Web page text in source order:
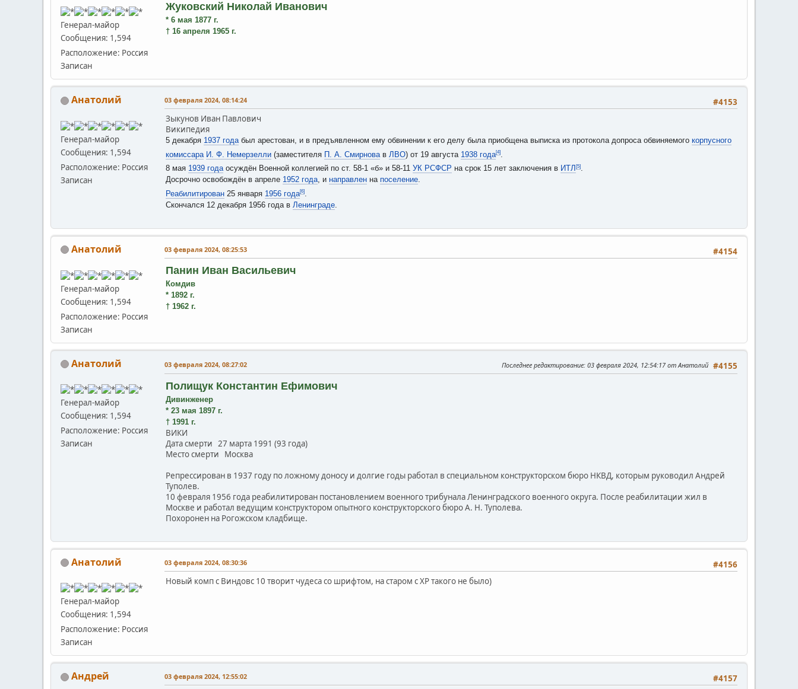
Генерал-майор
Сообщения: 1,594
Расположение: Россия
Записан
Жуковский Николай Иванович
* 6 мая 1877 г.
† 16 апреля 1965 г.
Анатолий
Генерал-майор
Сообщения: 1,594
Расположение: Россия
Записан
#4153
03 февраля 2024, 08:14:24
Зыкунов Иван Павлович
Википедия
5 декабря 1937 годабыл арестован, и в предъявленном ему обвинении к его делу была приобщена выписка из протокола допроса обвиняемого корпусного
комиссара И. Ф. Немерзелли (заместителя П. А. Смирнова в ЛВО) от 19 августа 1938 года[4]
8 мая 1939 годаосуждён Военной коллегией по ст. 58-1 «б» и 58-11 УК РСФСР на срок 15 лет заключения в ИТЛ [5] .
Досрочно освобождён в апреле 1952 года, и направлен на поселение.
Реабилитирован 25 января 1956 года[6]
Скончался 12 декабря 1956 года в Ленинграде
Анатолий
Генерал-майор
Сообщения: 1,594
Расположение: Россия
Записан
#4154
03 февраля 2024, 08:25:53
Панин Иван Васильевич
Комдив
* 1892 г.
† 1962 г.
Анатолий
Генерал-майор
Сообщения: 1,594
Расположение: Россия
Записан
#4155
03 февраля 2024, 08:27:02 Последнее редактирование: 03 февраля 2024, 12:54:17 от Анатолий
Полищук Константин Ефимович
Дивинженер
* 23 мая 1897 г.
† 1991 г.
ВИКИ
Дата смерти 27 марта 1991 (93 года)
Место смерти Москва
Репрессирован в 1937 году по ложному доносу и долгие годы работал в специальном конструкторском бюро НКВД, которым руководил Андрей
Туполев.
10 февраля 1956 года реабилитирован постановлением военного трибунала Ленинградского военного округа. После реабилитации жил в
Москве и работал ведущим конструктором опытного конструкторского бюро А. Н. Туполева.
Похоронен на Рогожском кладбище.
Анатолий
Генерал-майор
Сообщения: 1,594
Расположение: Россия
Записан
#4156
03 февраля 2024, 08:30:36
Новый комп с Виндовс 10 творит чудеса со шрифтом, на старом с ХР такого не было)
Андрей #4157
03 февраля 2024, 12:55:02